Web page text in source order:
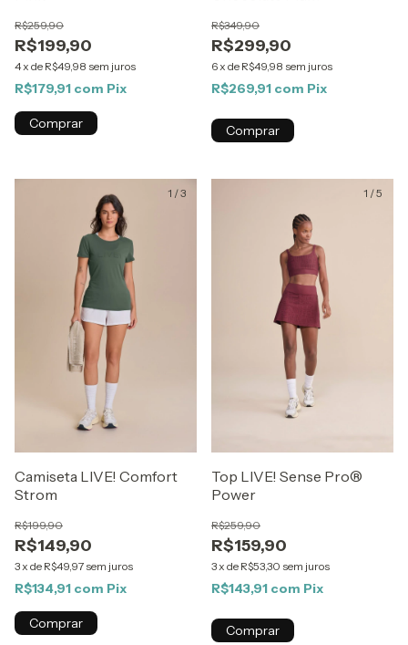
R$199,90
R$259,90
4x de R$49,98 sem juros
R$179,91 com Pix
Comprar
R$299,90
R$349,90
6x de R$49,98 sem juros
R$269,91 com Pix
Comprar
1 /3
Camiseta LIVE! Comfort
Strom
R$149,90
R$199,90
3x de R$49,97 sem juros
R$134,91 com Pix
Comprar
1 /5
Top LIVE! Sense Pro®
Power
R$159,90
R$259,90
3x de R$53,30 sem juros
R$143,91 com Pix
Comprar